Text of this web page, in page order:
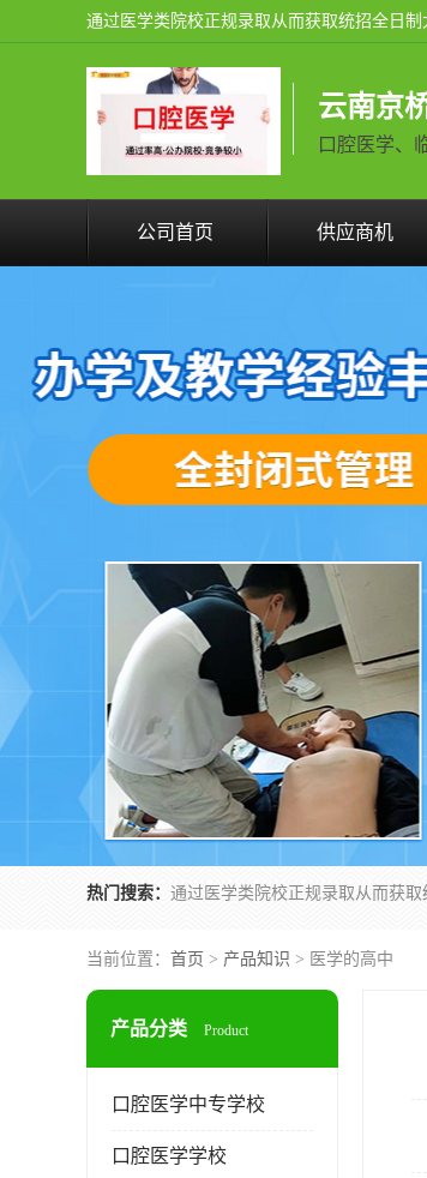
云南京
口腔医学、
公司首页 供应商机
热门搜索：
当前位置： 首页 > 产品知识 > 医学的高中
产品分类 Product
口腔医学中专学校
口腔医学学校